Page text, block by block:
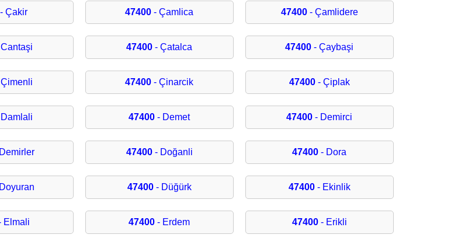
- Çakir 47400 - Çamlica 47400- Çamlidere
47400 - Çatalca 47400 - Çaybaşi
47400 - Çinarcik 47400- Çiplak
47400 - Demet 47400 - Demirci
47400- Doğanli 47400 - Dora
47400- Düğürk 47400- Ekinlik
Elmali 47400 - Erdem 47400- Erikli